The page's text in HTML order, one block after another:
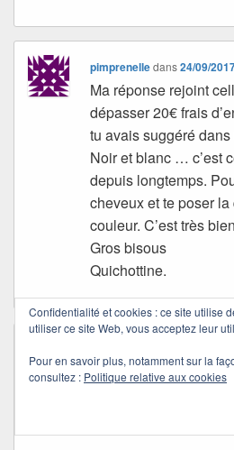
pimprenelledans24/09/
Ma réponse rejoint
dépasser 20€ frais
tu avais suggéré
Noir et blanc … c’est
depuis longtemps.
cheveux et te poser
couleur. C’est très
Gros bisous
Quichottine.
je ne sais que dire
pas trop pour ne pas
Confidentialité et cookies : ce site utilise
utiliser ce site Web, vous acceptez leur
Pour en savoir plus, notamment sur la
consultez : Politique relative aux cookies